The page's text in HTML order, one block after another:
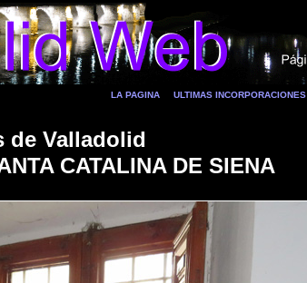
LA PAGINA ULTIMAS INCORPORACIONES
de Valladolid
CATALINA DE SIENA